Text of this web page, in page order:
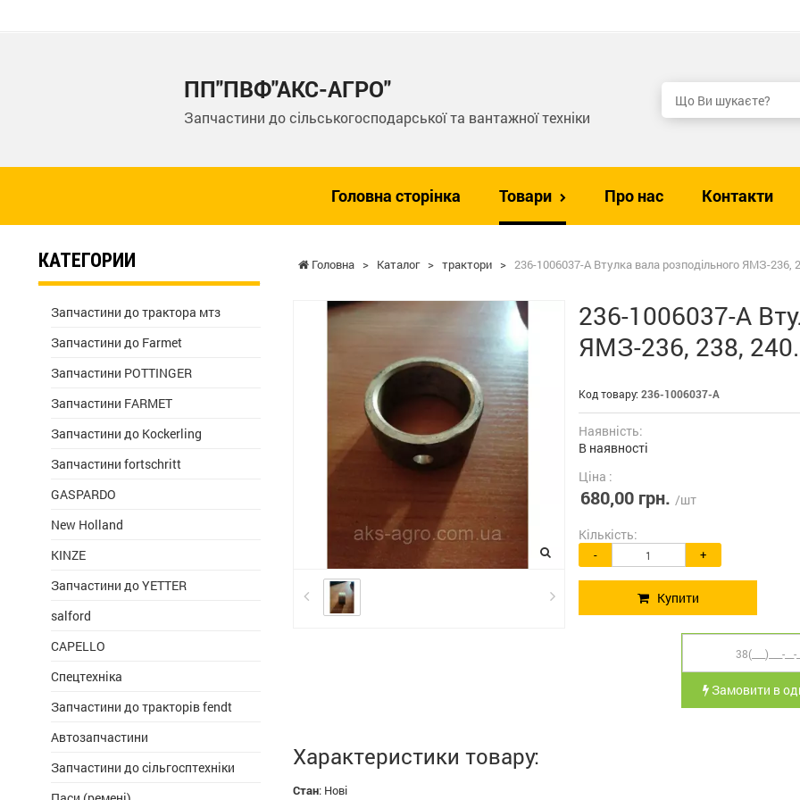
ПП"ПВФ"АКС-АГРО"
Запчастини до сільськогосподарської та вантажної техніки
Головна сторінка Товари Про нас Контакти
Головна > Каталог > трактори > 236-1006037-А Втулка вала розподільного ЯМЗ-236,
236-1006037-А
ЯМЗ-236, 238, 240.
Код товару: 236-1006037-А
Наявність:
В наявності
Ціна :
680,00 грн. /шт
Кількість:
- +
Купити
Замовити в
Характеристики товару:
Стан: Нові
КАТЕГОРИИ
Запчастини до трактора мтз
Запчастини до Farmet
Запчастини POTTINGER
Запчастини FARMET
Запчастини до Kockerling
Запчастини fortschritt
GASPARDO
New Holland
KINZE
Запчастини до YETTER
salford
CAPELLO
Спецтехніка
Запчастини до тракторів fendt
Автозапчастини
Запчастини до сільгосптехніки